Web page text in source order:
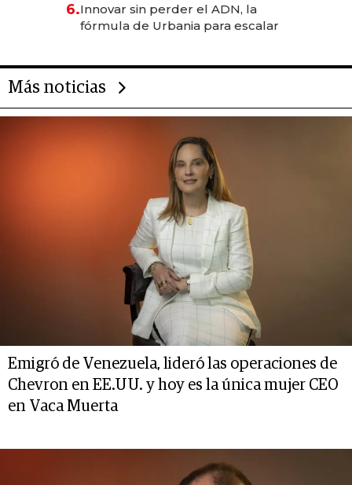
6.Innovar sin perder el ADN, la
fórmula de Urbania para escalar
Más noticias
Emigró de Venezuela, lideró las operaciones de
Chevron en EE.UU. y hoy es la única mujer CEO
en Vaca Muerta